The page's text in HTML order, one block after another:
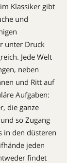
Klassiker gibt
und
unter Druck
Jede Welt
neben
und Ritt auf
Aufgaben:
die ganze
so Zugang
in den düsteren
jeden
findet